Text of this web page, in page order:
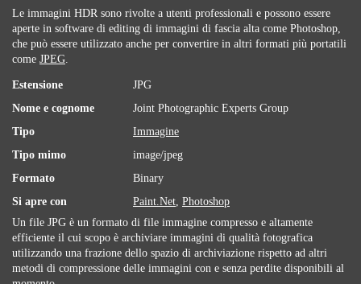
Le immagini HDR sono rivolte a utenti professionali e possono essere
aperte in software di editing di immagini di fascia alta come Photoshop,
che può essere utilizzato anche per convertire in altri formati più portatili
come JPEG.
Estensione
JPG
Nome e cognome
Joint Photographic Experts Group
Tipo
Immagine
Tipo mimo
image/jpeg
Formato
Binary
Si apre con
Paint.Net, Photoshop
Un file JPG è un formato di file immagine compresso e altamente
efficiente il cui scopo è archiviare immagini di qualità fotografica
utilizzando una frazione dello spazio di archiviazione rispetto ad altri
metodi di compressione delle immagini con e senza perdite disponibili al